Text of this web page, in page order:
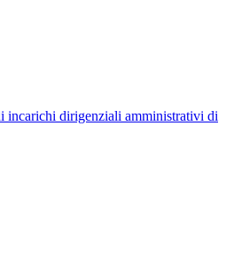
incarichi dirigenziali amministrativi di